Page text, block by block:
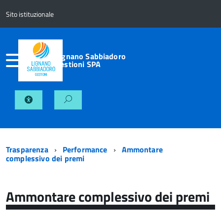
Sito istituzionale
Lignano Sabbiadoro
Gestioni SPA
Trasparenza Performance Ammontare
complessivo dei premi
Ammontare complessivo dei premi